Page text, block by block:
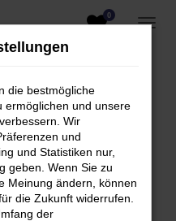
0
Fahrzeugsuche
dir helfen können:
die bestmögliche
ermöglichen und unsere
Wir
und
und Statistiken nur,
geben. Wenn Sie zu
Meinung ändern, können
die Zukunft widerrufen.
der